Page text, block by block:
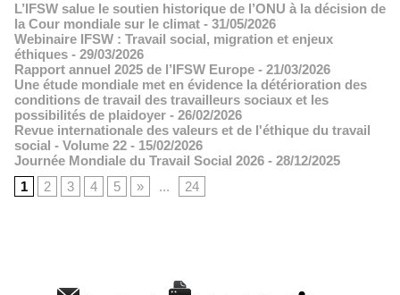
L’IFSW salue le soutien historique de l’ONU à la décision de
la Cour mondiale sur le climat - 31/05/2026
Webinaire IFSW : Travail social, migration et enjeux
éthiques - 29/03/2026
Rapport annuel 2025 de l’IFSW Europe - 21/03/2026
Une étude mondiale met en évidence la détérioration des
conditions de travail des travailleurs sociaux et les
possibilités de plaidoyer - 26/02/2026
Revue internationale des valeurs et de l'éthique du travail
social - Volume 22 - 15/02/2026
Journée Mondiale du Travail Social 2026 - 28/12/2025
1
2 3 4 5 » ... 24